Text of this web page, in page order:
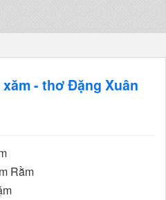
- thơ Đặng Xuân
Rằm